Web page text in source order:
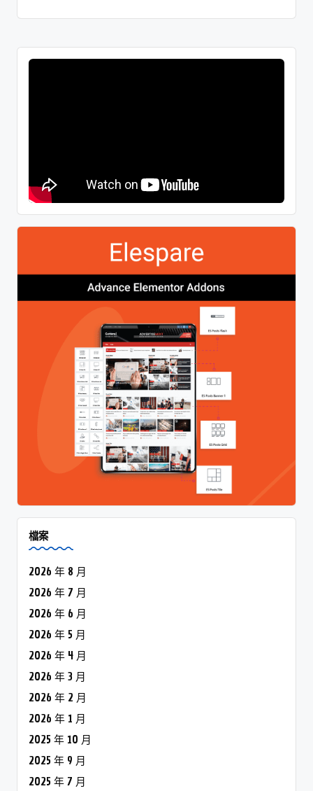
檔案
2026 年 8 月
2026 年 7 月
2026 年 6 月
2026 年 5 月
2026 年 4 月
2026 年 3 月
2026 年 2 月
2026 年 1 月
2025 年 10 月
2025 年 9 月
2025 年 7 月